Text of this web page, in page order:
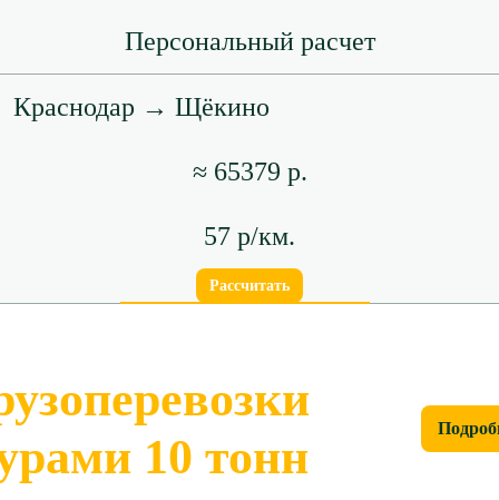
Персональный расчет
Краснодар → Щёкино
≈ 65379 р.
57 р/км.
Рассчитать
10 тонн